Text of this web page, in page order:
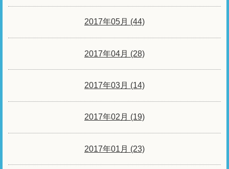
2017年05月 (44)
2017年04月 (28)
2017年03月 (14)
2017年02月 (19)
2017年01月 (23)